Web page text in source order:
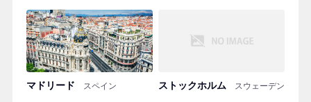
マドリード スペイン ストックホルム スウェーデン